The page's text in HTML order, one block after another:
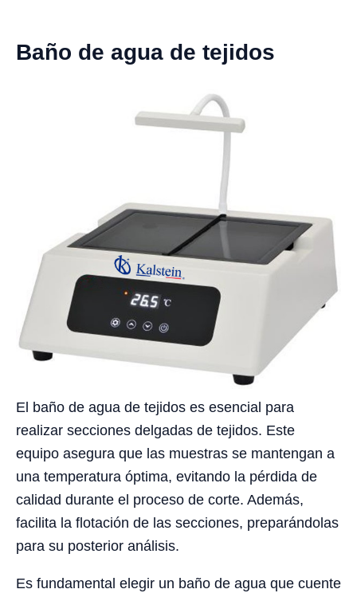
Baño de agua de tejidos
El baño de agua de tejidos es esencial para
realizar secciones delgadas de tejidos. Este
equipo asegura que las muestras se mantengan a
una temperatura óptima, evitando la pérdida de
calidad durante el proceso de corte. Además,
facilita la flotación de las secciones, preparándolas
para su posterior análisis.
Es fundamental elegir un baño de agua que cuente